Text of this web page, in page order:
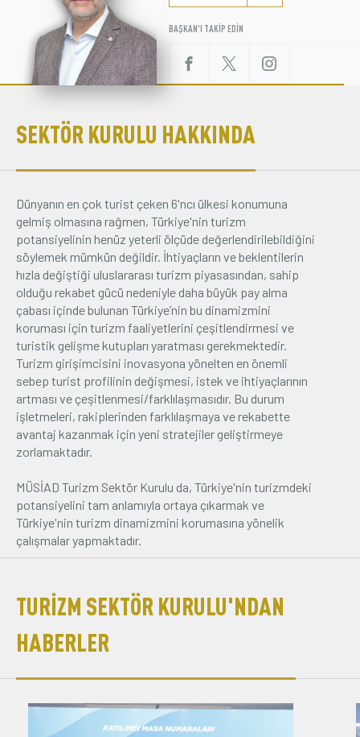
Üyelik
E-İşlemler
İletişim Hakkımızda Galeri
BAŞKAN'I TAKİP EDİN
SEKTÖR KURULU HAKKINDA
Dünyanın en çok turist çeken 6'ncı ülkesi konumuna
gelmiş olmasına rağmen, Türkiye'nin turizm
potansiyelinin henüz yeterli ölçüde değerlendirilebildiğini
söylemek mümkün değildir. İhtiyaçların ve beklentilerin
hızla değiştiği uluslararası turizm piyasasından, sahip
olduğu rekabet gücü nedeniyle daha büyük pay alma
çabası içinde bulunan Türkiye’nin bu dinamizmini
koruması için turizm faaliyetlerini çeşitlendirmesi ve
turistik gelişme kutupları yaratması gerekmektedir.
Turizm girişimcisini inovasyona yönelten en önemli
sebep turist profilinin değişmesi, istek ve ihtiyaçlarının
artması ve çeşitlenmesi/farklılaşmasıdır. Bu durum
işletmeleri, rakiplerinden farklılaşmaya ve rekabette
avantaj kazanmak için yeni stratejiler geliştirmeye
zorlamaktadır.
MÜSİAD Turizm Sektör Kurulu da, Türkiye'nin turizmdeki
potansiyelini tam anlamıyla ortaya çıkarmak ve
Türkiye'nin turizm dinamizmini korumasına yönelik
çalışmalar yapmaktadır.
TURİZM SEKTÖR KURULU'NDAN
HABERLER
İLETİŞİM BİLGİLERİ
-
MECİT KILINÇARSLAN
TURİZM SEKTÖR KURULU BAŞKANI
1976 yılında İstanbul’da doğan Mecit Kılınçarslan, İstanbul
sektörlerinde faaliyet gösteren TSA Turkish Service Agency
A.Ş. ve Benmark Gıda firmalarının yöneticisidir. Genç MÜSİAD
ve çeşitli sektör kurullarında görev almıştır. 2025–2027
döneminde Turizm Sektör Kurulu Başkanı olarak görev
yapmaktadır.